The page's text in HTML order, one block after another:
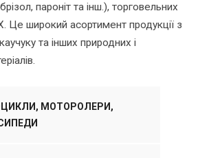
пароніт та інш.), торговельних
Це широкий асортимент продукції з
та інших природних і
МОТОРОЛЕРИ,